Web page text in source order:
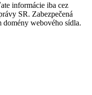
informácie iba cez
SR. Zabezpečená
domény webového sídla.